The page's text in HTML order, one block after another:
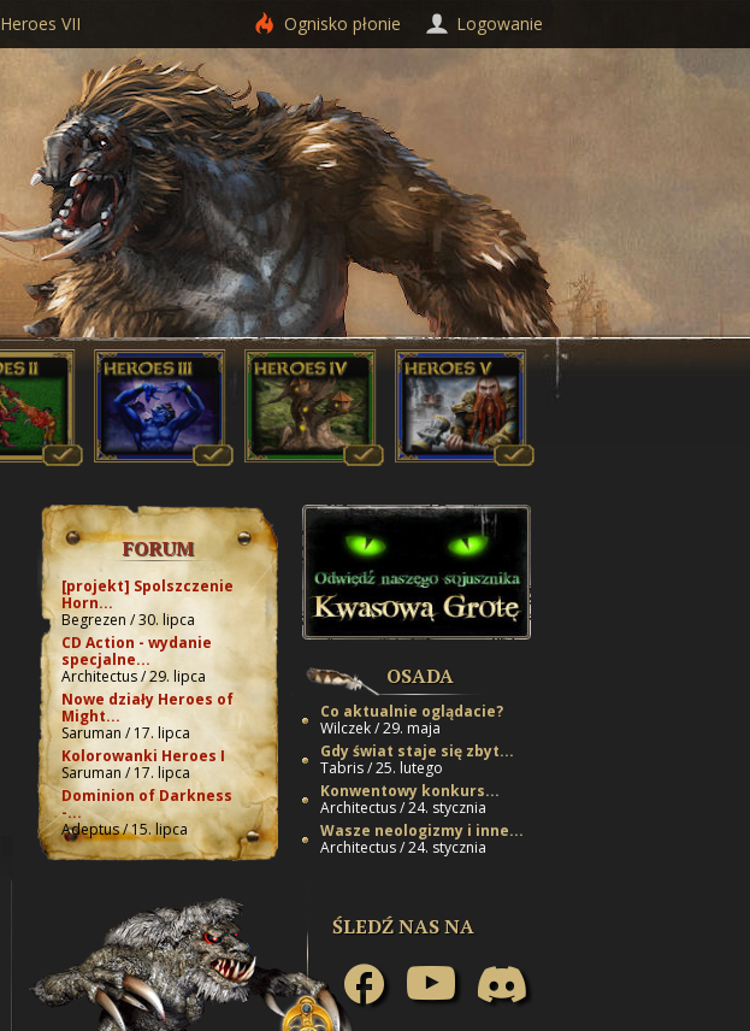
FORUM
[projekt] Spolszczenie
Horn...
Begrezen / 30. lipca
CD Action - wydanie
specjalne...
Architectus / 29. lipca
Nowe działy Heroes of
Might...
Saruman / 17. lipca
Kolorowanki Heroes I
Saruman / 17. lipca
Dominion of Darkness
-...
Adeptus / 15. lipca
OSADA
Co aktualnie oglądacie?
Wilczek / 29. maja
Gdy świat staje się zbyt...
Tabris / 25. lutego
Konwentowy konkurs...
Architectus / 24. stycznia
Wasze neologizmy i inne...
Architectus / 24. stycznia
ŚLEDŹ NAS NA
Heroes VII Ognisko płonie Logowanie